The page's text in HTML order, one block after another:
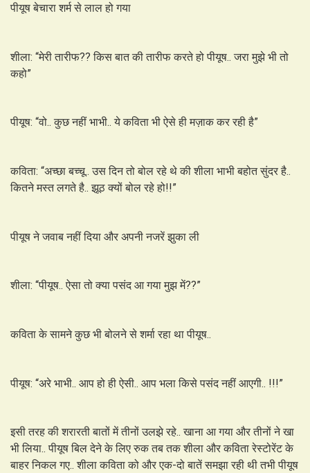
पीयूष बेचारा शर्म से लाल हो गया
शीला: “मेरी तारीफ?? किस बात की तारीफ करते हो पीयूष.. जरा मुझे भी तो
कहो”
पीयूष: “वो.. कुछ नहीं भाभी.. ये कविता भी ऐसे ही मज़ाक कर रही है”
कविता: “अच्छा बच्चू.. उस दिन तो बोल रहे थे की शीला भाभी बहोत सुंदर है..
कितने मस्त लगते है.. झूठ क्यों बोल रहे हो!!”
पीयूष ने जवाब नहीं दिया और अपनी नजरें झुका ली
शीला: “पीयूष.. ऐसा तो क्या पसंद आ गया मुझ में??”
कविता के सामने कुछ भी बोलने से शर्मा रहा था पीयूष..
पीयूष: “अरे भाभी.. आप हो ही ऐसी.. आप भला किसे पसंद नहीं आएगी.. !!!”
इसी तरह की शरारती बातों में तीनों उलझे रहे.. खाना आ गया और तीनों ने खा
भी लिया.. पीयूष बिल देने के लिए रुक तब तक शीला और कविता रेस्टोरेंट के
बाहर निकल गए.. शीला कविता को और एक-दो बातें समझा रही थी तभी पीयूष